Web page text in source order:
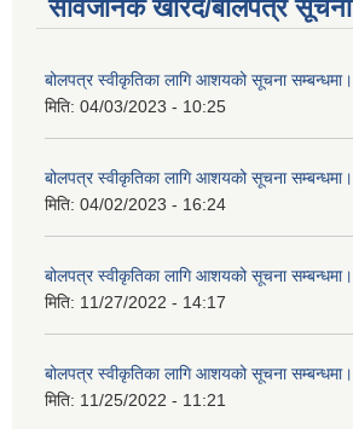
सार्वजनिक खरिद/बोलपत्र सूचना
बोलपत्र स्वीकृतिका लागि आशयको सूचना सम्बन्धमा।
मिति: 04/03/2023 - 10:25
बोलपत्र स्वीकृतिका लागि आशयको सूचना सम्बन्धमा।
मिति: 04/02/2023 - 16:24
बोलपत्र स्वीकृतिका लागि आशयको सूचना सम्बन्धमा।
मिति: 11/27/2022 - 14:17
बोलपत्र स्वीकृतिका लागि आशयको सूचना सम्बन्धमा।
मिति: 11/25/2022 - 11:21